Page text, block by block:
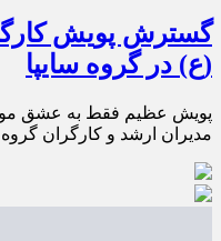
گسترش پویش
(ع) در گروه سایپا
پویش عظیم فقط به عشق
مدیران ارشد و کارگران